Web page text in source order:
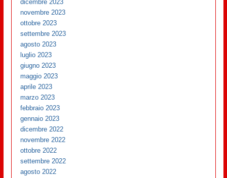
dicembre 2023
novembre 2023
ottobre 2023
settembre 2023
agosto 2023
luglio 2023
giugno 2023
maggio 2023
aprile 2023
marzo 2023
febbraio 2023
gennaio 2023
dicembre 2022
novembre 2022
ottobre 2022
settembre 2022
agosto 2022